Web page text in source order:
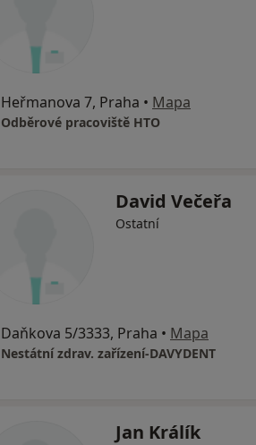
Heřmanova 7, Praha • Mapa
Odběrové pracoviště HTO
David Večeřa
Ostatní
Daňkova 5/3333, Praha • Mapa
Nestátní zdrav. zařízení-DAVYDENT
Jan Králík